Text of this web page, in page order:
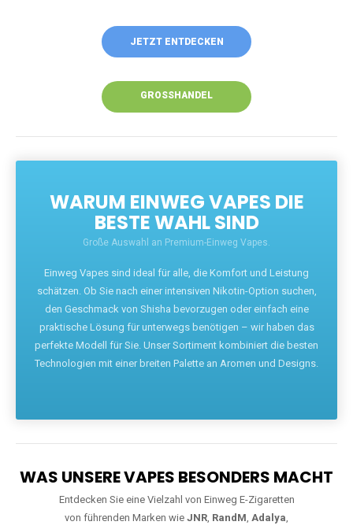
JETZT ENTDECKEN
GROSSHANDEL
WARUM EINWEG VAPES DIE
BESTE WAHL SIND
Große Auswahl an Premium-Einweg Vapes.
Einweg Vapes sind ideal für alle, die Komfort und Leistung
schätzen. Ob Sie nach einer intensiven Nikotin-Option suchen,
den Geschmack von Shisha bevorzugen oder einfach eine
praktische Lösung für unterwegs benötigen – wir haben das
perfekte Modell für Sie. Unser Sortiment kombiniert die besten
Technologien mit einer breiten Palette an Aromen und Designs.
WAS UNSERE VAPES BESONDERS MACHT
Entdecken Sie eine Vielzahl von Einweg E-Zigaretten
von führenden Marken wie JNR, RandM, Adalya,